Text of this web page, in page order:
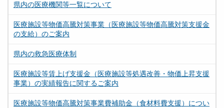
県内の医療機関等一覧について
医療施設等物価高騰対策事業（医療施設等物価高騰対策支援金
の支給）のご案内
県内の救急医療体制
医療施設等賃上げ支援金（医療施設等処遇改善・物価上昇支援
事業）の実績報告に関するご案内
医療施設等物価高騰対策事業費補助金（食材料費支援）につい